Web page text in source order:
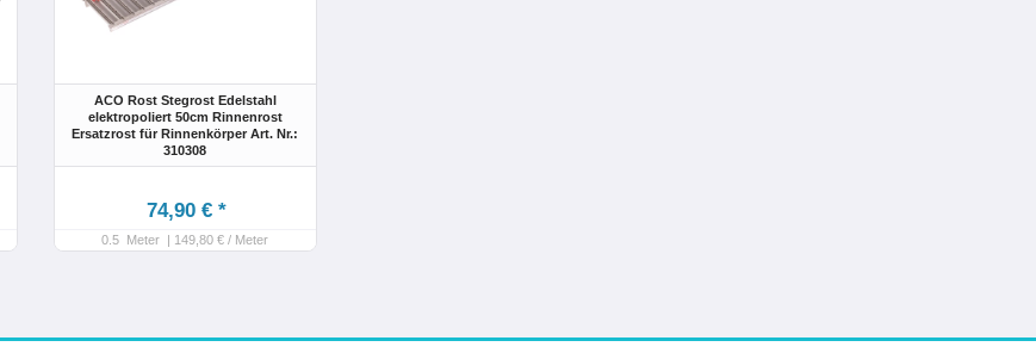
ACO Rost Stegrost Edelstahl
elektropoliert 50cm Rinnenrost
Ersatzrost für Rinnenkörper Art. Nr.:
310308
74,90 € *
0.5 Meter | 149,80 € / Meter